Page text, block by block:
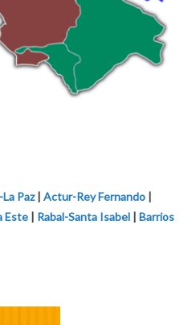
Paz| Actur-Rey Fernando |
Este | Rabal-Santa Isabel | Barrios